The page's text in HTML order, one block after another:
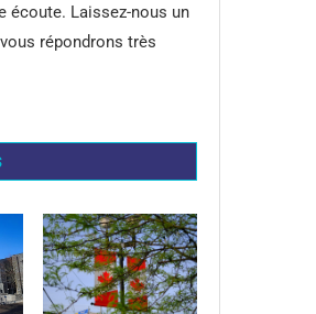
écoute. Laissez-nous un
répondrons très